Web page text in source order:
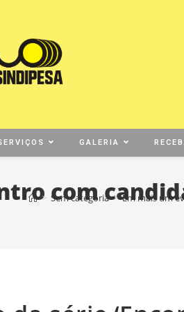
GALERIA
com
> Sem categoria > Em mais um